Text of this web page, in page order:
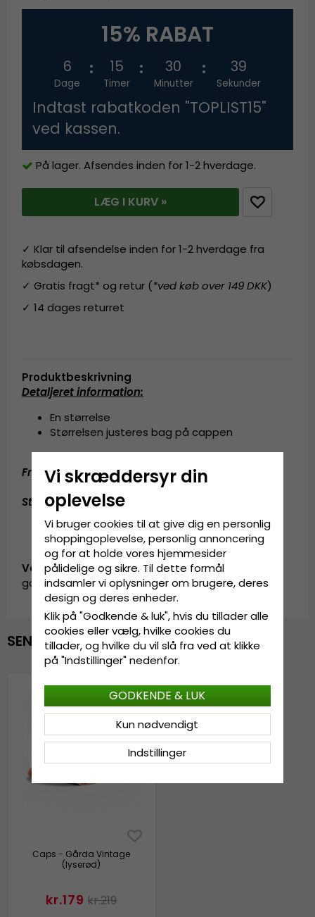
15% RABAT
6
Dage
15
Timer
30
Minutter
39
Sekunder
Indtast rabatkoden "TOPLIST15"
ved kassen.
På lager. Afsendes inden for 1-2 hverdage.
LÆG I KURV »
✓ Klar til afsendelse inden for 1-2 hverdage fra
købsdagen.
✓ Gratis fragt* og retur (*ved køb over 149 DKK)
✓ 14 dages returret
Produktbeskrivning
Detaljeret information:
En størrelse
Størrelsen justeres bag på cappen
Fremstillet af:100 prosent bomuld
Størrelsesguide :One size fits all
Vare-ID:
garda.cap.wornout.washed.vintage.pink
SENAST VISTE
Caps - Gårda Vintage
(lyserød)
kr.179 kr.219
Vi skræddersyr din
oplevelse
Vi bruger cookies til at give dig en personlig
shoppingoplevelse, personlig annoncering
og for at holde vores hjemmesider
pålidelige og sikre. Til dette formål
indsamler vi oplysninger om brugere, deres
design og deres enheder.
Klik på "Godkende & luk", hvis du tillader alle
cookies eller vælg, hvilke cookies du
tillader, og hvilke du vil slå fra ved at klikke
på "Indstillinger" nedenfor.
Indstillinger
Kun nødvendigt
GODKENDE & LUK